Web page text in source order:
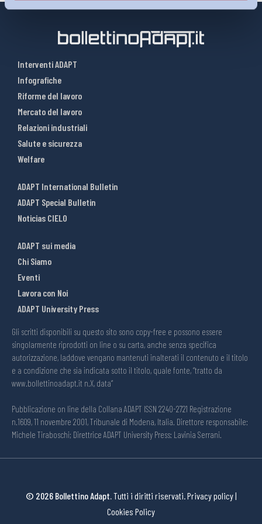
Interventi ADAPT
Infografiche
Riforme del lavoro
Mercato del lavoro
Relazioni industriali
Salute e sicurezza
Welfare
ADAPT International Bulletin
ADAPT Special Bulletin
Noticias CIELO
ADAPT sui media
Chi Siamo
Eventi
Lavora con Noi
ADAPT University Press
Gli scritti disponibili su questo sito sono copy-free e possono essere
singolarmente riprodotti on line o su carta, anche senza specifica
autorizzazione, laddove vengano mantenuti inalterati il contenuto e il titolo
e a condizione che sia indicata sotto il titolo, quale fonte, “tratto da
www.bollettinoadapt.it n.X, data“
Pubblicazione on line della Collana ADAPT ISSN 2240-2721 Registrazione
n.1609, 11 novembre 2001, Tribunale di Modena, Italia. Direttore responsabile:
Michele Tiraboschi; Direttrice ADAPT University Press: Lavinia Serrani.
© 2026 Bollettino Adapt.Tutti i diritti riservati.Privacy policy|
Cookies Policy